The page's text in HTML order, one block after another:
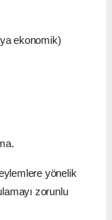
ekonomik)
yönelik
zorunlu